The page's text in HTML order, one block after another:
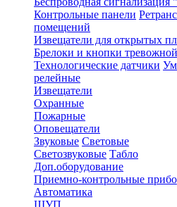
Контрольные панели
помещений
Извещатели для открытых
Брелоки и кнопки
Технологические датчики
релейные
Извещатели
Охранные
Пожарные
Оповещатели
Звуковые Световые
Светозвуковые Табло
Доп.оборудование
Приемно-контрольные
Автоматика
ЩУП